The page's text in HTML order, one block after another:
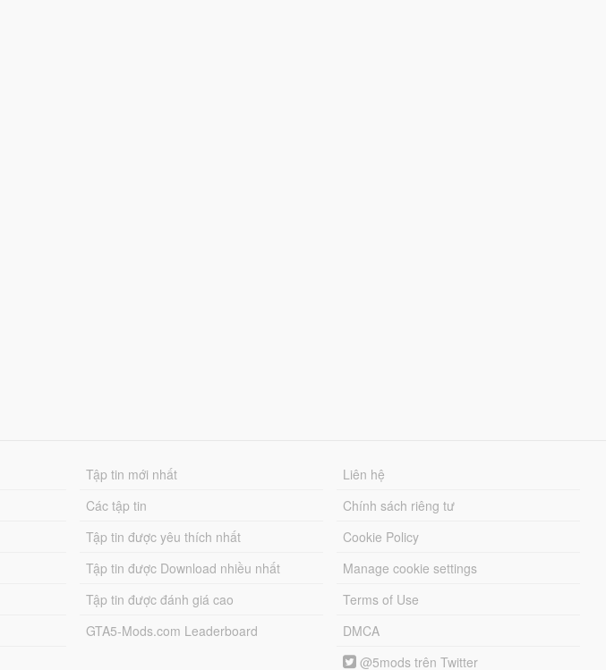
Tập tin mới nhất
Các tập tin
Tập tin được yêu thích nhất
Tập tin được Download nhiều nhất
Tập tin được đánh giá cao
GTA5-Mods.com Leaderboard
Liên hệ
Chính sách riêng tư
Cookie Policy
Manage cookie settings
Terms of Use
DMCA
@5mods trên Twitter